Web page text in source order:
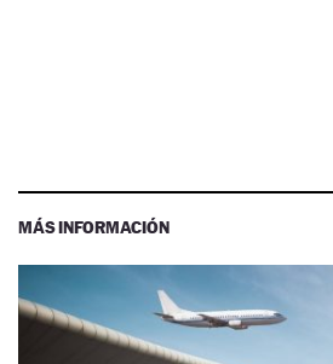
MÁS INFORMACIÓN